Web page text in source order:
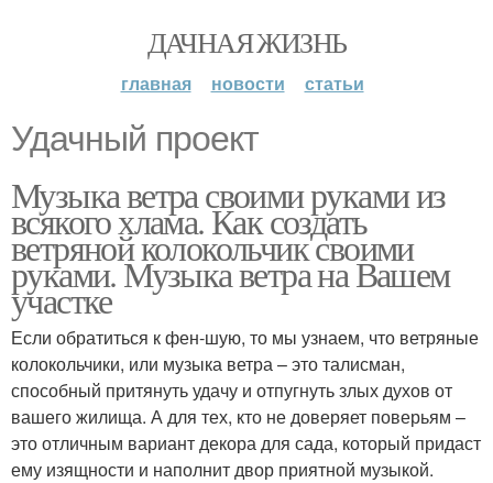
ДАЧНАЯ ЖИЗНЬ
главная новости статьи
Удачный проект
Музыка ветра своими руками из
всякого хлама. Как создать
ветряной колокольчик своими
руками. Музыка ветра на Вашем
участке
Если обратиться к фен-шую, то мы узнаем, что ветряные
колокольчики, или музыка ветра – это талисман,
способный притянуть удачу и отпугнуть злых духов от
вашего жилища. А для тех, кто не доверяет поверьям –
это отличным вариант декора для сада, который придаст
ему изящности и наполнит двор приятной музыкой.